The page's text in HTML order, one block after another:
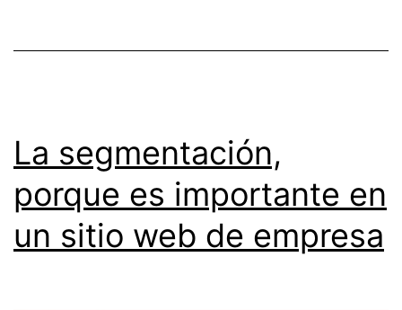
(Chrome,
La segmentación,
porque es importante en
un sitio web de empresa